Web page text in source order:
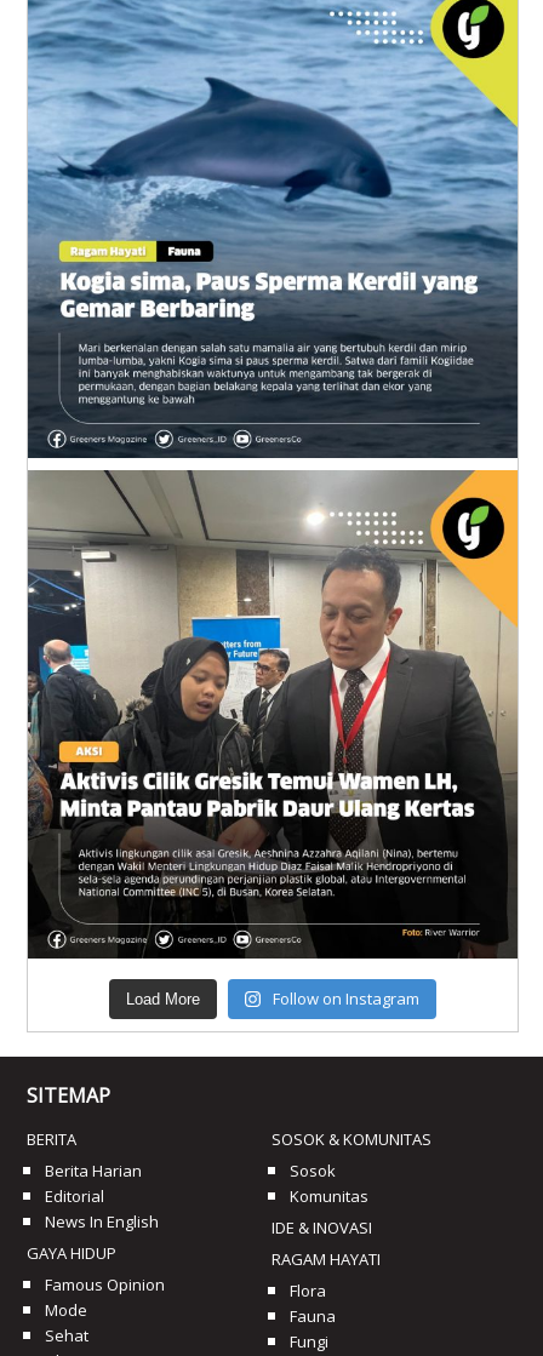
Load More Follow on Instagram
SITEMAP
BERITA
Berita Harian
Editorial
News In English
GAYA HIDUP
Famous Opinion
Mode
Sehat
SOSOK & KOMUNITAS
Sosok
Komunitas
IDE & INOVASI
RAGAM HAYATI
Flora
Fauna
Fungi